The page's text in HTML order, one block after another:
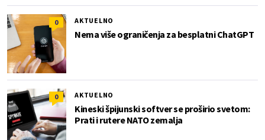
0 AKTUELNO
Nema više ograničenja za besplatni ChatGPT
0 AKTUELNO
Kineski špijunski softver se proširio svetom:
Prati i rutere NATO zemalja